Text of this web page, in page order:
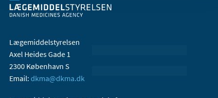
Lægemiddelstyrelsen
Axel Heides Gade 1
2300 København S
Email: dkma@dkma.dk